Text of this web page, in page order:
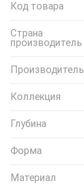
Код товара
Страна
производитель
Производитель
Коллекция
Глубина
Форма
Материал